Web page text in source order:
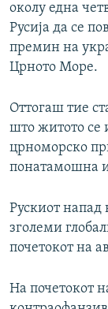
околу една
Русија да се
премин на
Црното Море.
Оттогаш тие
што житото се
црноморско
понатамошна
Рускиот
зголеми
почетокот на
На почетокот